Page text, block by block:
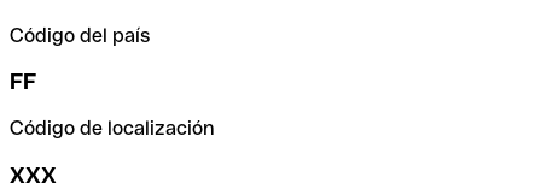
Código del país
FF
Código de localización
XXX